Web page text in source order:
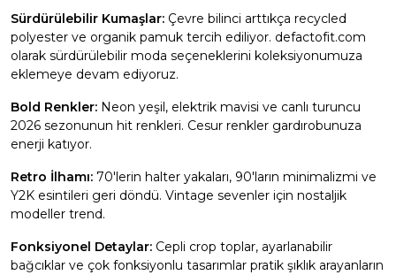
Sürdürülebilir Kumaşlar: Çevre bilinci arttıkça recycled
polyester ve organik pamuk tercih ediliyor. defactofit.com
olarak sürdürülebilir moda seçeneklerini koleksiyonumuza
eklemeye devam ediyoruz.
Bold Renkler: Neon yeşil, elektrik mavisi ve canlı turuncu
2026 sezonunun hit renkleri. Cesur renkler gardırobunuza
enerji katıyor.
Retro İlhamı: 70'lerin halter yakaları, 90'ların minimalizmi ve
Y2K esintileri geri döndü. Vintage sevenler için nostaljik
modeller trend.
Fonksiyonel Detaylar: Cepli crop toplar, ayarlanabilir
bağcıklar ve çok fonksiyonlu tasarımlar pratik şıklık arayanların